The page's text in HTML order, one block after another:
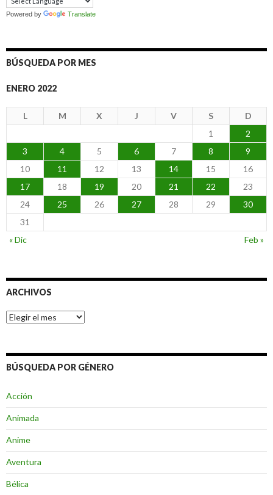
Powered by Translate
BÚSQUEDA POR MES
ENERO 2022
L M X J V S
D
1
2
3
4 5 6 7 8
9
10
11 12 13 14 15
16
17
18 19 20 21 22
23
24
25 26 27 28 29
30
31
« Dic
Feb »
ARCHIVOS
Archivos
BÚSQUEDA POR GÉNERO
Acción
Animada
Anime
Aventura
Bélica